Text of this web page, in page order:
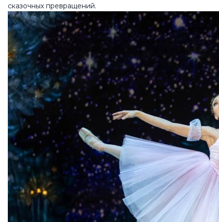
сказочных превращений.